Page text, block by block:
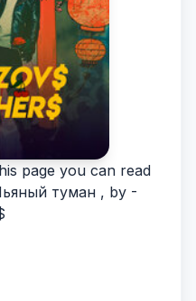
page you can read
туман , by -